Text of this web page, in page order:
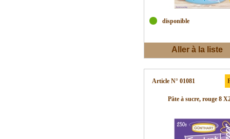
disponible
Aller à la liste
Article N° 01081
Pâte à sucre, rouge 8